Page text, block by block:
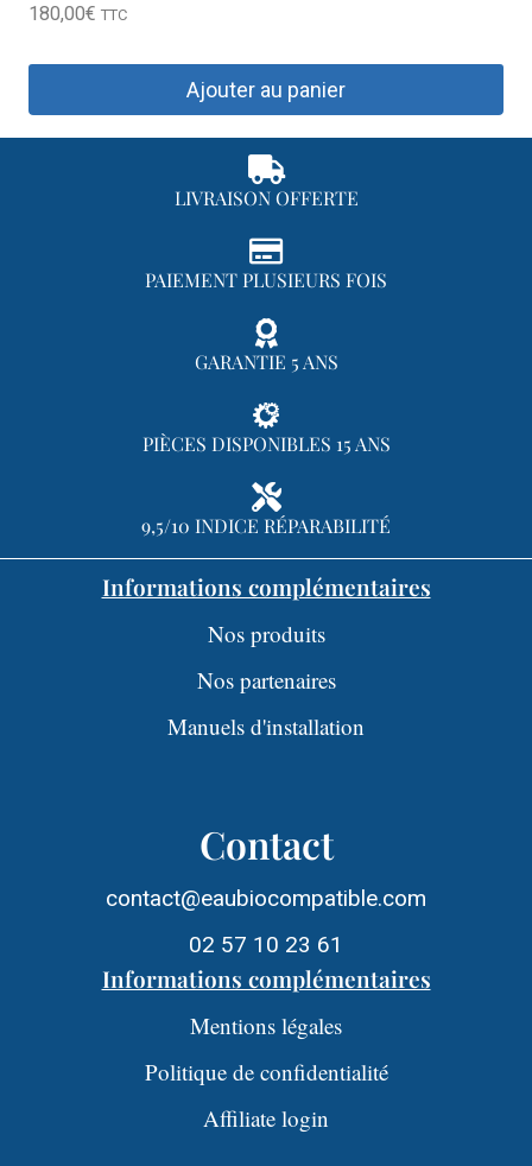
180,00€ TTC
Ajouter au panier
LIVRAISON OFFERTE
PAIEMENT PLUSIEURS FOIS
GARANTIE 5 ANS
PIÈCES DISPONIBLES 15 ANS
9,5/10 INDICE RÉPARABILITÉ
Informations complémentaires
Nos produits
Nos partenaires
Manuels d'installation
Contact
contact@eaubiocompatible.com
02 57 10 23 61
Informations complémentaires
Mentions légales
Politique de confidentialité
Affiliate login